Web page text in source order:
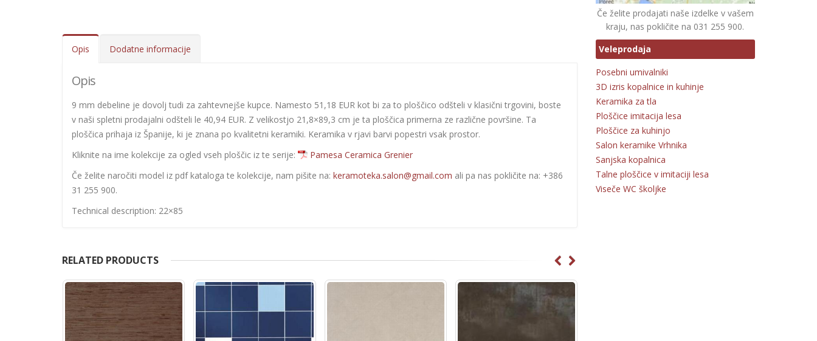
Opis Dodatne informacije
Opis
9 mm debeline je dovolj tudi za zahtevnejše kupce. Namesto 51,18 EUR kot bi za to ploščico odšteli v klasični trgovini, boste
v naši spletni prodajalni odšteli le 40,94 EUR. Z velikostjo 21,8×89,3 cm je ta ploščica primerna ze različne površine. Ta
ploščica prihaja iz Španije, ki je znana po kvalitetni keramiki. Keramika v rjavi barvi popestri vsak prostor.
Kliknite na ime kolekcije za ogled vseh ploščic iz te serije:
Pamesa Ceramica Grenier
Če želite naročiti model iz pdf kataloga te kolekcije, nam pišite na: keramoteka.salon@gmail.com ali pa nas pokličite na: +386
31 255 900.
Technical description: 22×85
RELATED PRODUCTS
Če želite prodajati naše izdelke v vašem
kraju, nas pokličite na 031 255 900.
Veleprodaja
Posebni umivalniki
3D izris kopalnice in kuhinje
Keramika za tla
Ploščice imitacija lesa
Ploščice za kuhinjo
Salon keramike Vrhnika
Sanjska kopalnica
Talne ploščice v imitaciji lesa
Viseče WC školjke